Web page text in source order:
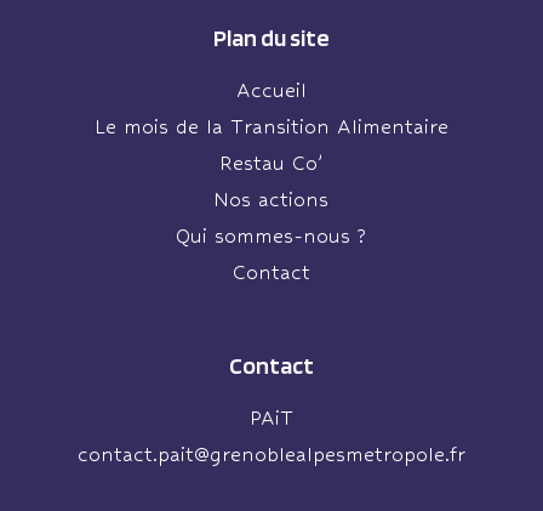
Plan du site
Accueil
Le mois de la Transition Alimentaire
Restau Co’
Nos actions
Qui sommes-nous ?
Contact
Contact
PAiT
contact.pait@grenoblealpesmetropole.fr